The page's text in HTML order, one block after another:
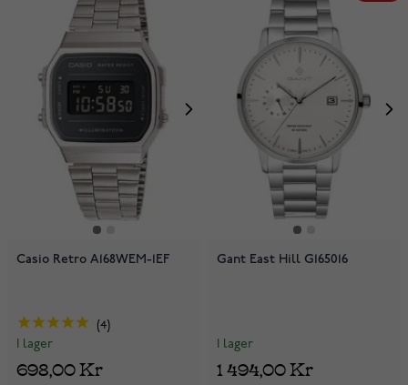
Casio Retro A168WEM-1EF
4
I lager
698,00 Kr
Gant East Hill G165016
I lager
1 494,00 Kr